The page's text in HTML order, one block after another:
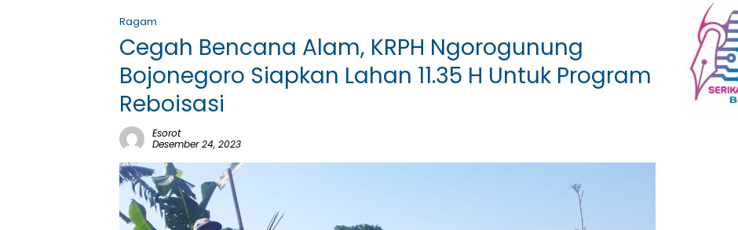
Ragam
Cegah Bencana Alam, KRPH Ngorogunung
Bojonegoro Siapkan Lahan 11.35 H Untuk Program
Reboisasi
Esorot
Desember 24, 2023